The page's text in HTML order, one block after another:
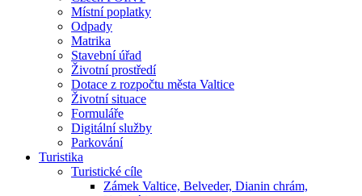
Místní poplatky
Odpady
Matrika
Stavební úřad
Životní prostředí
Dotace z rozpočtu města Valtice
Životní situace
Formuláře
Digitální služby
Parkování
Turistika
Turistické cíle
Zámek Valtice, Belveder, Dianin chrám,